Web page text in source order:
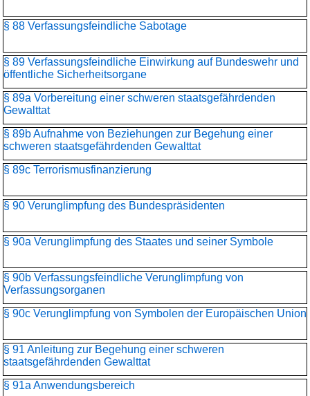
§ 88 Verfassungsfeindliche Sabotage
§ 89 Verfassungsfeindliche Einwirkung auf Bundeswehr und
öffentliche Sicherheitsorgane
§ 89a Vorbereitung einer schweren staatsgefährdenden
Gewalttat
§ 89b Aufnahme von Beziehungen zur Begehung einer
schweren staatsgefährdenden Gewalttat
§ 89c Terrorismusfinanzierung
§ 90 Verunglimpfung des Bundespräsidenten
§ 90a Verunglimpfung des Staates und seiner Symbole
§ 90b Verfassungsfeindliche Verunglimpfung von
Verfassungsorganen
§ 90c Verunglimpfung von Symbolen der Europäischen Union
§ 91 Anleitung zur Begehung einer schweren
staatsgefährdenden Gewalttat
§ 91a Anwendungsbereich